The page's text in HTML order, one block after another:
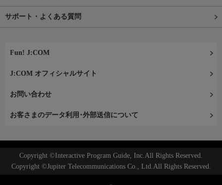
サポート・よくある質問
Fun! J:COM
J:COM オフィシャルサイト
お問い合わせ
お客さまのデータ利用･外部送信について
Copyright ©Interactive Program Guide, Inc.All Rights Reserved.
Copyright ©Jupiter Telecommunications Co., Ltd.All Rights Reserved.